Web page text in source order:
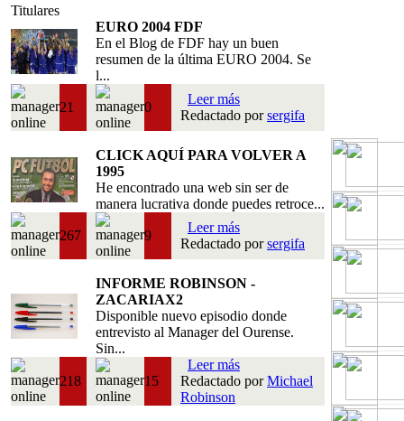
Titulares
EURO 2004 FDF
En el Blog de FDF hay un buen
resumen de la última EURO 2004. Se
l...
21 0
Leer más
Redactado porsergifa
CLICK AQUÍ PARA VOLVER A
1995
He encontrado una web sin ser de
manera lucrativa donde puedes retroce...
267 9
Leer más
Redactado porsergifa
INFORME ROBINSON -
ZACARIAX2
Disponible nuevo episodio donde
entrevisto al Manager del Ourense.
Sin...
218 15
Leer más
Redactado porMichael
Robinson